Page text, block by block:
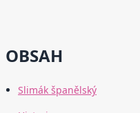
OBSAH
Slimák španělský